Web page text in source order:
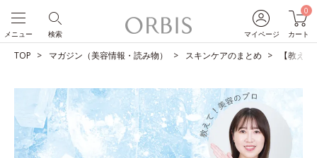
マイページ
0
カート
検索
メニュー
TOP マガジン（美容情報・読み物） スキンケアのまとめ 【教え